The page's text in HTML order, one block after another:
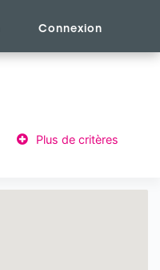
Connexion
Plus de critères